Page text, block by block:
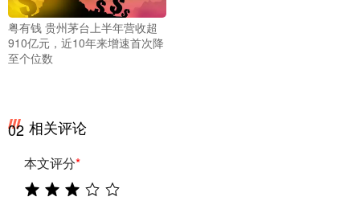
粤有钱 贵州茅台上半年营收超
910亿元，近10年来增速首次降
至个位数
02 相关评论
本文评分*